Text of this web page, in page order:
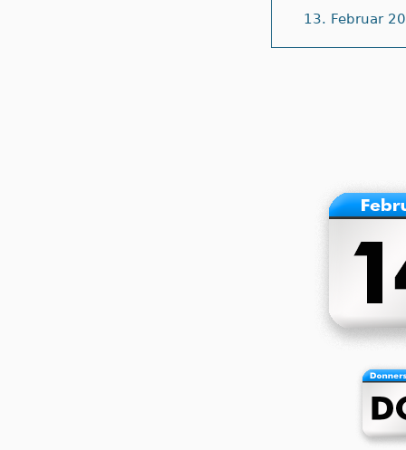
13. Februar